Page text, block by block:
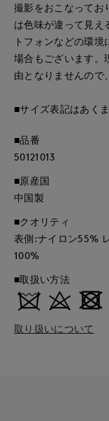
撮影をおこなってお
は色味が違って見え
トフォンなどの環
場合もございます。
由となりませんので
■サイズ表記はあく
■品番
50121013
■原産国
中国製
■クオリティ
表側:ナイロン55%
100%
■取扱い方法
取り扱いについて